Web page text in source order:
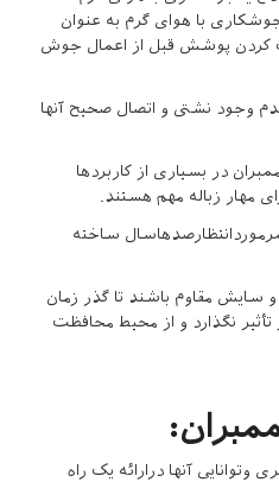
با هوای گرم به عنوان
کردن پوشش قبل از اعمال جوش
عدم وجود نشتی و اتصال صحیح آنها
در بسیاری از کاربردها
مهار زباله مهم هستند.
ساخته
و سایش مقاوم باشند تا گذر زمان
نگذارد و از محیط محافظت
وتوانایی آنها درارائه یک راه